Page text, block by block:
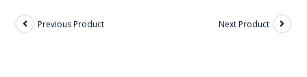
Previous Product Next Product